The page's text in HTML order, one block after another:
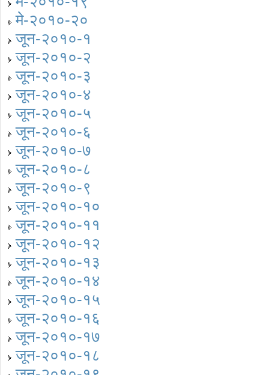
मे-२०१०-२०
जून-२०१०-१
जून-२०१०-२
जून-२०१०-३
जून-२०१०-४
जून-२०१०-५
जून-२०१०-६
जून-२०१०-७
जून-२०१०-८
जून-२०१०-९
जून-२०१०-१०
जून-२०१०-११
जून-२०१०-१२
जून-२०१०-१३
जून-२०१०-१४
जून-२०१०-१५
जून-२०१०-१६
जून-२०१०-१७
जून-२०१०-१८